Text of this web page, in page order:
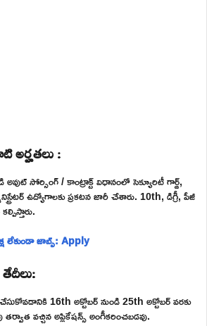
అర్హతలు :
అవుట్ సోర్సింగ్ / కాంట్రాక్ట్ విధానంలో సెక్యూరిటీ గార్డ్,
ఉద్యోగాలకు ప్రకటన జారీ చేశారు. 10th, డిగ్రీ, పీజీ
జాబ్స్: Apply
16th అక్టోబర్ నుండి 25th అక్టోబర్ వరకు
తర్వాత వచ్చిన అప్లికేషన్స్ అంగీకరించబడవు.